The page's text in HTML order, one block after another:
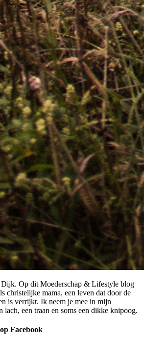
Op dit Moederschap & Lifestyle blog
christelijke mama, een leven dat door de
is verrijkt. Ik neem je mee in mijn
lach, een traan en soms een dikke knipoog.
Facebook